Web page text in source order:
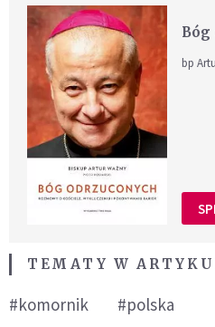
Bóg
bp
TEMATY W
#komornik #polska